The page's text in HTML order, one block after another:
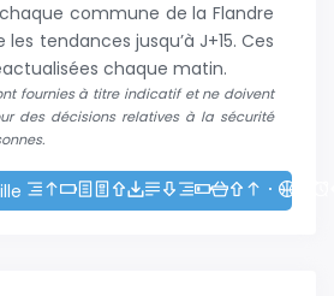
commune de la Flandre
tendances jusqu’à J+15. Ces
chaque matin.
fournies à titre indicatif et ne doivent
des décisions relatives à la sécurité